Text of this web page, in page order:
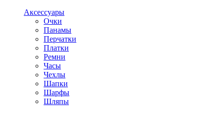
Аксессуары
Очки
Панамы
Перчатки
Платки
Ремни
Часы
Чехлы
Шапки
Шарфы
Шляпы